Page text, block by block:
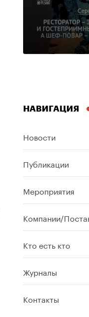
НАВИГАЦИЯ
Новости
Публикации
Мероприятия
Компании/
Кто есть кто
Журналы
Контакты